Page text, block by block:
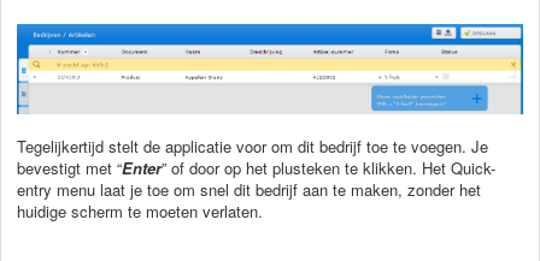
Tegelijkertijd stelt de applicatie voor om dit bedrijf toe te voegen. Je
bevestigt met “Enter” of door op het plusteken te klikken. Het Quick-
entry menu laat je toe om snel dit bedrijf aan te maken, zonder het
huidige scherm te moeten verlaten.